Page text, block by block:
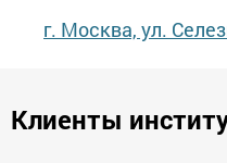
г. Москва, ул.
Клиенты